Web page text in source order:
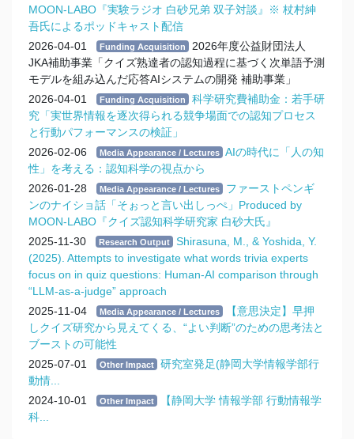
MOON-LABO『実験ラジオ 白砂兄弟 双子対談』※ 杖村紳
吾氏によるポッドキャスト配信
2026-04-01
Funding Acquisition
2026年度公益財団法人
JKA補助事業「クイズ熟達者の認知過程に基づく次単語予測
モデルを組み込んだ応答AIシステムの開発 補助事業」
2026-04-01
Funding Acquisition
科学研究費補助金：若手研
究「実世界情報を逐次得られる競争場面での認知プロセス
と行動パフォーマンスの検証」
2026-02-06
Media Appearance / Lectures
AIの時代に「人の知
性」を考える：認知科学の視点から
2026-01-28
Media Appearance / Lectures
ファーストペンギ
ンのナイショ話「そぉっと言い出しっぺ」Produced by
MOON-LABO『クイズ認知科学研究家 白砂大氏』
2025-11-30
Research Output
Shirasuna, M., & Yoshida, Y.
(2025). Attempts to investigate what words trivia experts
focus on in quiz questions: Human-AI comparison through
“LLM-as-a-judge” approach
2025-11-04
Media Appearance / Lectures
【意思決定】早押
しクイズ研究から見えてくる、“よい判断”のための思考法と
ブーストの可能性
2025-07-01
Other Impact
研究室発足(静岡大学情報学部行
動情...
2024-10-01
Other Impact
【静岡大学 情報学部 行動情報学
科...